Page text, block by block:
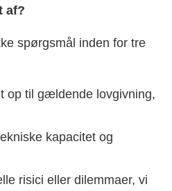
af?
spørgsmål inden for tre
op til gældende lovgivning,
kapacitet og
risici eller dilemmaer, vi